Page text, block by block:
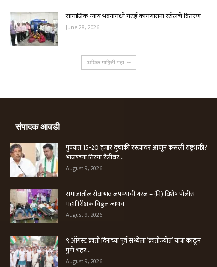
सामाजिक न्याय भवनामध्ये गटई कामगारांना स्टॉलचे वितरण
June 28, 2026
अधिक माहिती पहा
संपादक आवडी
पुण्यात 15-20 हजार दुचाकी रस्त्यावर आणून कसली राष्ट्रभक्ती?
भाजपच्या तिरंगा रॅलीवर...
August 9, 2026
समाजातील सेवाभाव जपण्याची गरज – (नि) विशेष पोलीस
महानिरीक्षक विठ्ठल जाधव
August 9, 2026
९ ऑगस्ट क्रांती दिनाच्या पूर्व संध्येला ‘क्रांतीज्योत’ यात्रा काढून
पुणे शहर...
August 9, 2026